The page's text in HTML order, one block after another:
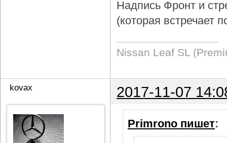
Надпись Фронт и
(которая встречает
Nissan Leaf SL
kovax 2017-11-07
Primrono пишет: